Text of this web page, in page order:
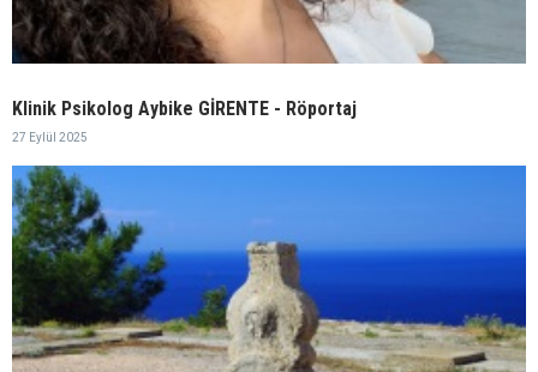
Klinik Psikolog Aybike GİRENTE - Röportaj
27 Eylül 2025